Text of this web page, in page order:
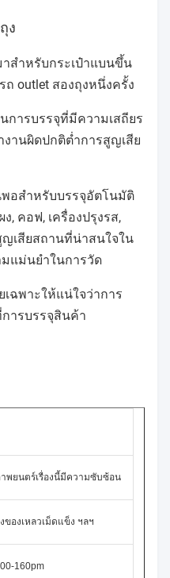
ง
าสำหรับกระเป๋าแบนขึ้น
outlet สองถุงหนึ่งครั้ง
การบรรจุที่มีความเสถียร
านผิดปกติต่ำการสูญเสีย
อสำหรับบรรจุอัตโนมัติ
, คอฟ, เครื่องปรุงรส,
ญเสียสถานที่น่าสนใจใน
แม่นยำในการวัด
เฉพาะให้แน่ใจว่าการ
ารบรรจุสินค้า
พยนตร์เรื่องนี้มีความซับซ้อน
ของเหลวเม็ดแข็ง ฯลฯ
160pm